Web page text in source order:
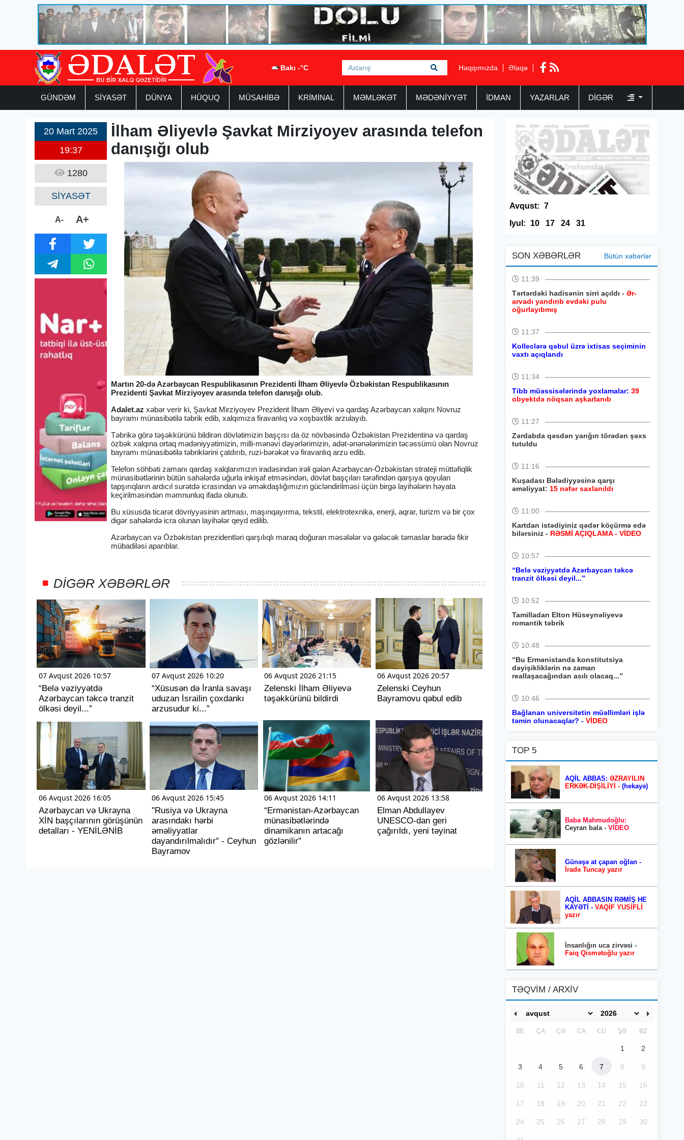
Bakı -°C Haqqımızda Əlaqə
GÜNDƏM SİYASƏT DÜNYA HÜQUQ MÜSAHİBƏ KRİMİNAL MƏMLƏKƏT MƏDƏNİYYƏT İDMAN YAZARLAR DIGƏR
20 Mart 2025
19:37
1280
SİYASƏT
A- A+
İlham Əliyevlə Şavkat Mirziyoyev arasında telefon
danışığı olub
Martın 20-də Azərbaycan Respublikasının Prezidenti İlham Əliyevlə Özbəkistan Respublikasının
Prezidenti Şavkat Mirziyoyev arasında telefon danışığı olub.
Adalet.azxəbər verir ki, Şavkat Mirziyoyev Prezident İlham Əliyevi və qardaş Azərbaycan xalqını Novruz
bayramı münasibətilə təbrik edib, xalqımıza firavanlıq və xoşbəxtlik arzulayıb.
Təbrikə görə təşəkkürünü bildirən dövlətimizin başçısı da öz növbəsində Özbəkistan Prezidentinə və qardaş
özbək xalqına ortaq mədəniyyətimizin, milli-mənəvi dəyərlərimizin, adət-ənənələrimizin təcəssümü olan Novruz
bayramı münasibətilə təbriklərini çatdırıb, ruzi-bərəkət və firavanlıq arzu edib.
Telefon söhbəti zamanı qardaş xalqlarımızın iradəsindən irəli gələn Azərbaycan-Özbəkistan strateji müttəfiqlik
münasibətlərinin bütün sahələrdə uğurla inkişaf etməsindən, dövlət başçıları tərəfindən qarşıya qoyulan
tapşırıqların ardıcıl surətdə icrasından və əməkdaşlığımızın gücləndirilməsi üçün birgə layihələrin həyata
keçirilməsindən məmnunluq ifadə olunub.
Bu xüsusda ticarət dövriyyəsinin artması, maşınqayırma, tekstil, elektrotexnika, enerji, aqrar, turizm və bir çox
digər sahələrdə icra olunan layihələr qeyd edilib.
Azərbaycan və Özbəkistan prezidentləri qarşılıqlı maraq doğuran məsələlər və gələcək təmaslar barədə fikir
mübadiləsi aparıblar.
DIGƏR XƏBƏRLƏR
07 Avqust 2026 10:57
“Belə vəziyyətdə
Azərbaycan təkcə tranzit
ölkəsi deyil...”
07 Avqust 2026 10:20
“Xüsusən də İranla savaşı
uduzan İsrailin çoxdankı
arzusudur ki...”
06 Avqust 2026 21:15
Zelenski İlham Əliyevə
təşəkkürünü bildirdi
06 Avqust 2026 20:57
Zelenski Ceyhun
Bayramovu qəbul edib
06 Avqust 2026 16:05
Azərbaycan və Ukrayna
XİN başçılarının görüşünün
detalları - YENİLƏNİB
06 Avqust 2026 15:45
"Rusiya və Ukrayna
arasındakı hərbi
əməliyyatlar
dayandırılmalıdır" - Ceyhun
Bayramov
06 Avqust 2026 14:11
“Ermənistan-Azərbaycan
münasibətlərində
dinamikanın artacağı
gözlənilir”
06 Avqust 2026 13:58
Elman Abdullayev
UNESCO-dan geri
çağırıldı, yeni təyinat
Avqust: 7
Iyul:
10 17 24 31
SON XƏBƏRLƏR Bütün xəbərlər
11:39
Tərtərdəki hadisənin sirri açıldı - Ər-
arvadı yandırıb evdəki pulu
oğurlayıbmış
11:37
Kolleclərə qəbul üzrə ixtisas seçiminin
vaxtı açıqlandı
11:34
Tibb müəssisələrində yoxlamalar: 39
obyektdə nöqsan aşkarlanıb
11:27
Zərdabda qəsdən yanğın törədən şəxs
tutuldu
11:16
Kuşadası Bələdiyyəsinə qarşı
əməliyyat: 15 nəfər saxlanıldı
11:00
Kartdan istədiyiniz qədər köçürmə edə
bilərsiniz - RƏSMİ AÇIQLAMA - VİDEO
10:57
“Belə vəziyyətdə Azərbaycan təkcə
tranzit ölkəsi deyil...”
10:52
Tamilladan Elton Hüseynəliyevə
romantik təbrik
10:48
“Bu Ermənistanda konstitutsiya
dəyişikliklərin nə zaman
reallaşacağından asılı olacaq...”
10:46
Bağlanan universitetin müəllimləri işlə
təmin olunacaqlar? - VİDEO
TOP 5
AQİL ABBAS: ƏZRAYILIN
ERKƏK-DİŞİLİYİ - (hekayə)
Baba Mahmudoğlu:
Ceyran bala - VİDEO
Günəşə at çapan oğlan -
İradə Tuncay yazır
AQİL ABBASIN RƏMİŞ HE
KAYƏTİ - VAQİF YUSİFLİ
yazır
İnsanlığın uca zirvəsi -
Faiq Qismətoğlu yazır
TƏQVİM / ARXİV
BE ÇA ÇƏ CA CÜ ŞƏ BZ
1 2
3 4 5 6 7 8 9
10 11 12 13 14 15 16
17 18 19 20 21 22 23
24 25 26 27 28 29 30